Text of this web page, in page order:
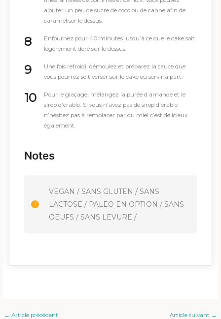
ajouter un peu de sucre de coco ou de canne afin de
caraméliser le dessus.
Enfournez pour 40 minutes jusqu’à ce que le cake soit
légèrement doré sur le dessus.
Une fois refroidi, démoulez et préparez la sauce que
vous pourrez soit verser sur le cake ou servir à part.
Pour le glaçage, mélangez la purée d’amande et le
sirop d’érable. Si vous n’avez pas de sirop d’érable
n’hésitez pas à remplacer par du miel c’est délicieux
également.
Notes
VEGAN / SANS GLUTEN / SANS
LACTOSE / PALEO EN OPTION / SANS
OEUFS / SANS LEVURE /
← Article précédent Article suivant →